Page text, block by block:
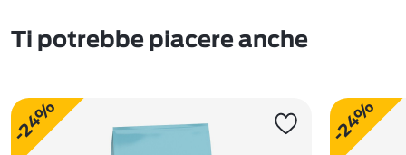
Ti potrebbe piacere anche
-24% -24%